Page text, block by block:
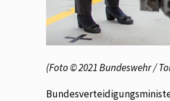
(Foto © 2021 Bundeswehr /